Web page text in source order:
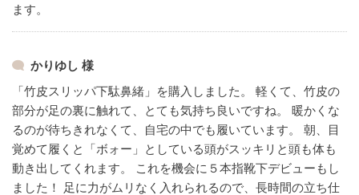
ます。
かりゆし 様
「竹皮スリッパ下駄鼻緒」を購入しました。
軽くて、竹皮の
部分が足の裏に触れて、とても気持ち良いですね。
暖かくな
るのが待ちきれなくて、自宅の中でも履いています。
朝、目
覚めて履くと「ボォー」としている頭がスッキリと頭も体も
動き出してくれます。
これを機会に５本指靴下デビューもし
ました！
足に力がムリなく入れられるので、長時間の立ち仕